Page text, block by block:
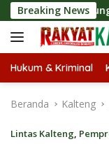
Langsung
ke
konten
Breaking News
Hukum & Kriminal
Beranda Kalteng
Lintas Kalteng,